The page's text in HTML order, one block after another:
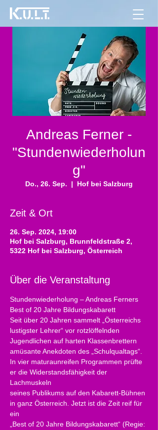
Andreas Ferner -
"Stundenwiederholun
g"
Do., 26. Sep.
  |
Hof bei Salzburg
Zeit & Ort
26. Sep. 2024, 19:00
Hof bei Salzburg, Brunnfeldstraße 2,
5322 Hof bei Salzburg, Österreich
Über die Veranstaltung
Stundenwiederholung – Andreas Ferners
Best of 20 Jahre Bildungskabarett
Seit über 20 Jahren sammelt „Österreichs
lustigster Lehrer“ vor rotzlöffelnden
Jugendlichen auf harten Klassenbrettern
amüsante Anekdoten des „Schulqualtags“.
In vier maturaunreifen Programmen prüfte
er die Widerstandsfähigkeit der
Lachmuskeln
seines Publikums auf den Kabarett-Bühnen
in ganz Österreich. Jetzt ist die Zeit reif für
ein
„Best of 20 Jahre Bildungskabarett“ (Regie: